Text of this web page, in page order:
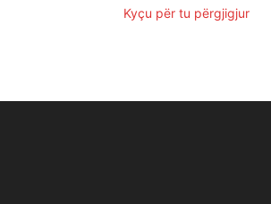
Kyçu për tu përgjigjur